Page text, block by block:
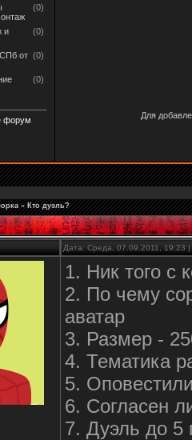
(0)
и
(0)
от (0)
(0)
форум
Для
» Кто дуэль?
Дата: Среда, 07.09.2011, 19:23
1. Ник того с
2. По чему
аватар
3. Размер -
4. Тематика
5.
6. Согласен
7. Дуэль до 5